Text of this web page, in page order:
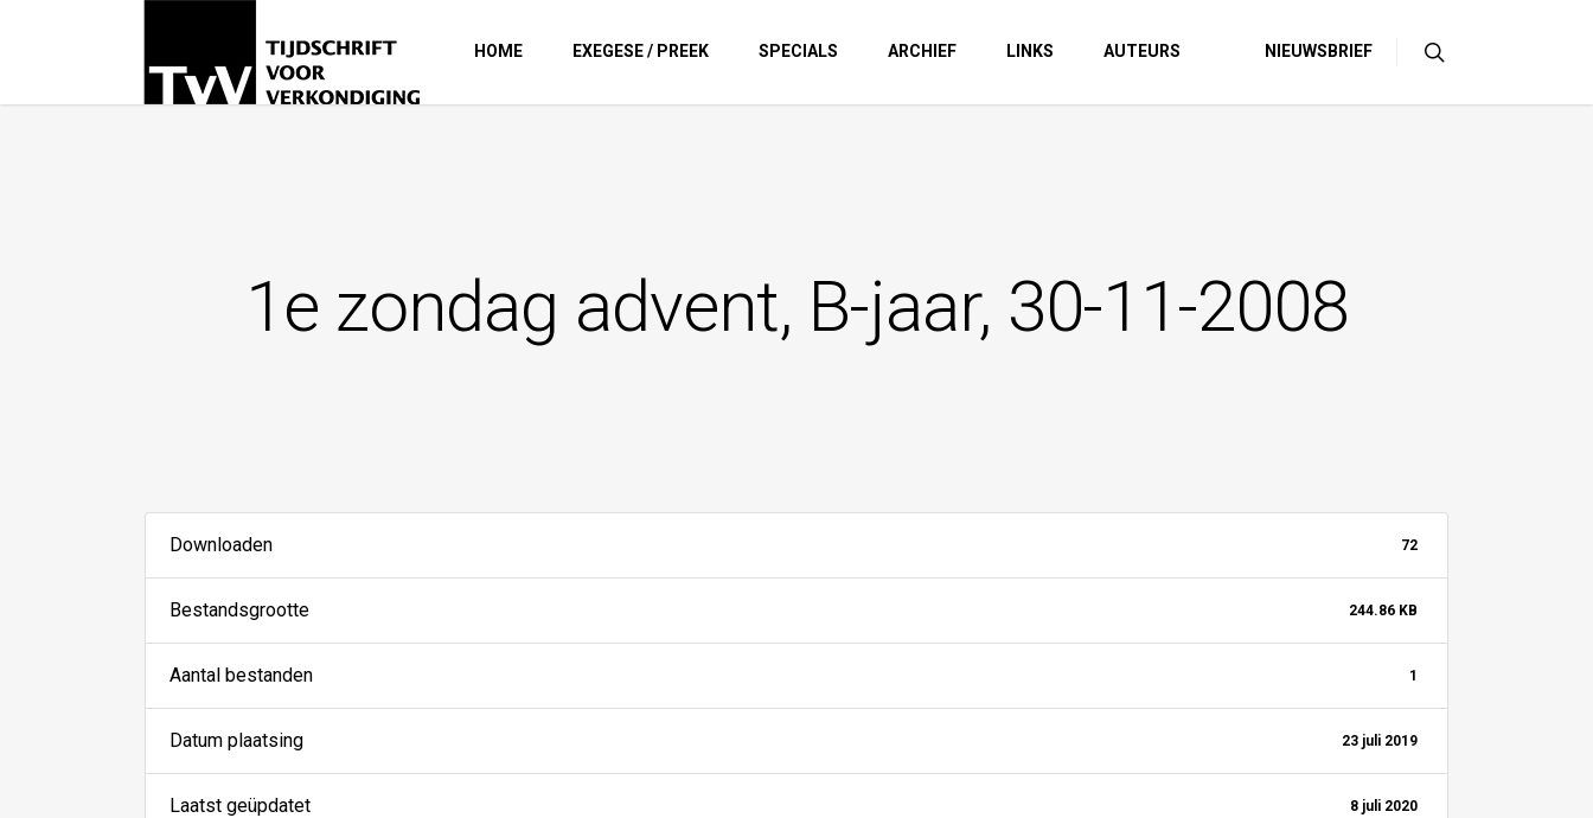
HOME EXEGESE / PREEK SPECIALS ARCHIEF LINKS AUTEURS NIEUWSBRIEF
1e zondag advent, B-jaar, 30-11-2008
Downloaden 72
Bestandsgrootte 244.86 KB
Aantal bestanden 1
Datum plaatsing 23 juli 2019
Laatst geüpdatet 8 juli 2020